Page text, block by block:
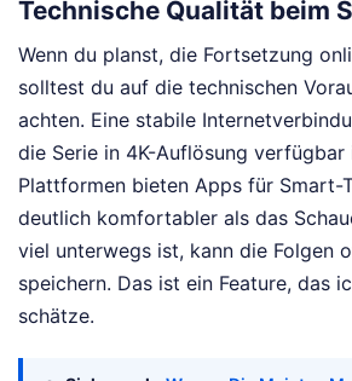
Technische Qualität beim
Wenn du planst, die Fortsetzung
solltest du auf die technischen
achten. Eine stabile
die Serie in 4K-Auflösung
Plattformen bieten Apps für Smart-
deutlich komfortabler als das
viel unterwegs ist, kann die Folgen
speichern. Das ist ein Feature, das
schätze.